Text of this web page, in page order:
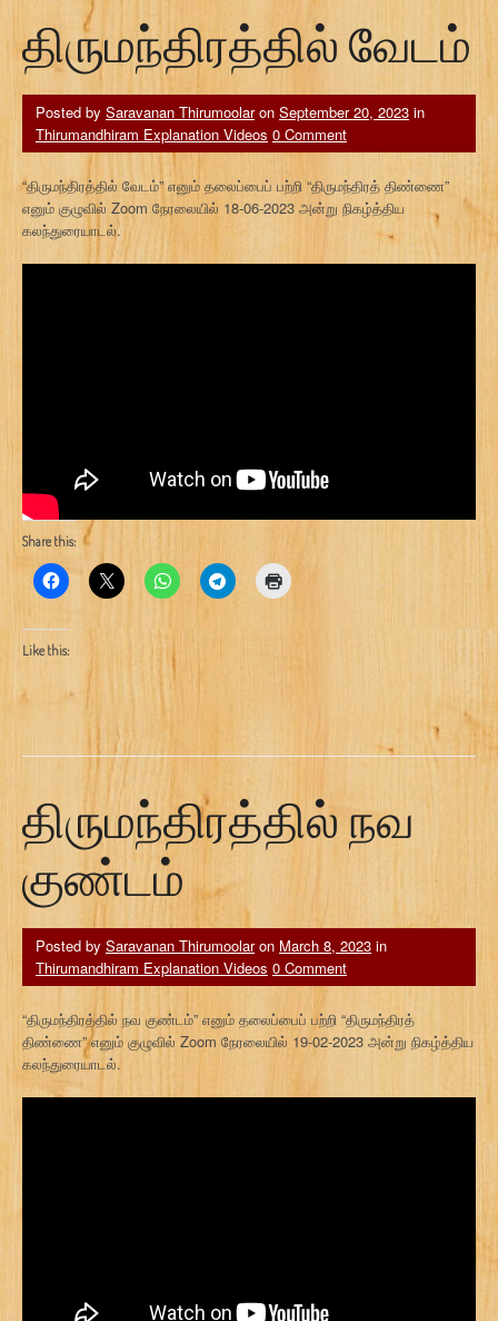
திருமந்திரத்தில் வேடம்
Posted by Saravanan Thirumoolaron September 20, 2023 in
Thirumandhiram Explanation Videos 0 Comment
“திருமந்திரத்தில் வேடம்” எனும் தலைப்பைப் பற்றி “திருமந்திரத் திண்ணை”
எனும் குழுவில் Zoom நேரலையில் 18-06-2023 அன்று நிகழ்த்திய
கலந்துரையாடல்.
Share this:
Like this:
திருமந்திரத்தில் நவ
குண்டம்
Posted by Saravanan Thirumoolaron March 8, 2023 in
Thirumandhiram Explanation Videos 0 Comment
“திருமந்திரத்தில் நவ குண்டம்” எனும் தலைப்பைப் பற்றி “திருமந்திரத்
திண்ணை” எனும் குழுவில் Zoom நேரலையில் 19-02-2023 அன்று நிகழ்த்திய
கலந்துரையாடல்.